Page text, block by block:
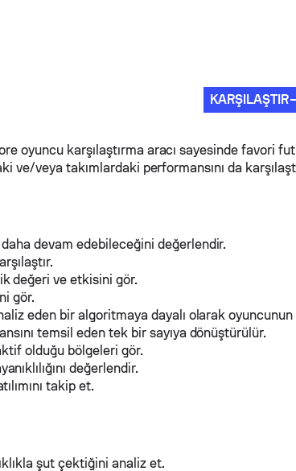
KARŞILAŞTIR
oyuncu karşılaştırma aracı sayesinde favori
ve/veya takımlardaki performansını da
devam edebileceğini değerlendir.
değeri ve etkisini gör.
gör.
eden bir algoritmaya dayalı olarak
temsil eden tek bir sayıya dönüştürülür.
olduğu bölgeleri gör.
değerlendir.
takip et.
şut çektiğini analiz et.